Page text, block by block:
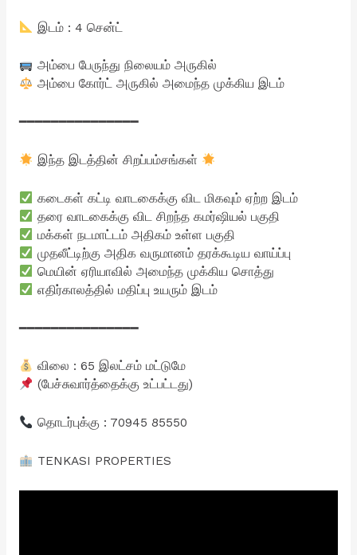
இடம் : 4 சென்ட்
அம்பை பேருந்து நிலையம் அருகில்
அம்பை கோர்ட் அருகில் அமைந்த முக்கிய இடம்
━━━━━━━━━━━━━━━
இந்த இடத்தின் சிறப்பம்சங்கள்
கடைகள் கட்டி வாடகைக்கு விட மிகவும் ஏற்ற இடம்
தரை வாடகைக்கு விட சிறந்த கமர்ஷியல் பகுதி
மக்கள் நடமாட்டம் அதிகம் உள்ள பகுதி
முதலீட்டிற்கு அதிக வருமானம் தரக்கூடிய வாய்ப்பு
மெயின் ஏரியாவில் அமைந்த முக்கிய சொத்து
எதிர்காலத்தில் மதிப்பு உயரும் இடம்
━━━━━━━━━━━━━━━
விலை : 65 இலட்சம் மட்டுமே
(பேச்சுவார்த்தைக்கு உட்பட்டது)
தொடர்புக்கு : 70945 85550
TENKASI PROPERTIES